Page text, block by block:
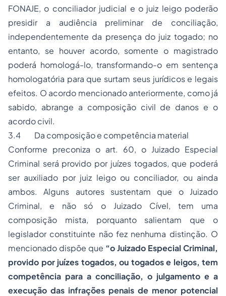
FONAJE, o conciliador judicial e o juiz leigo poderão
presidir a audiência preliminar de conciliação,
independentemente da presença do juiz togado; no
entanto, se houver acordo, somente o magistrado
poderá homologá-lo, transformando-o em sentença
homologatória para que surtam seus jurídicos e legais
efeitos. O acordo mencionado anteriormente, como já
sabido, abrange a composição civil de danos e o
acordo civil.
3.4 Da composição e competência material
Conforme preconiza o art. 60, o Juizado Especial
Criminal será provido por juízes togados, que poderá
ser auxiliado por juiz leigo ou conciliador, ou ainda
ambos. Alguns autores sustentam que o Juizado
Criminal, e não só o Juizado Cível, tem uma
composição mista, porquanto salientam que o
legislador constituinte não fez nenhuma distinção. O
mencionado dispõe que “o Juizado Especial Criminal,
provido por juízes togados, ou togados e leigos, tem
competência para a conciliação, o julgamento e a
execução das infrações penais de menor potencial